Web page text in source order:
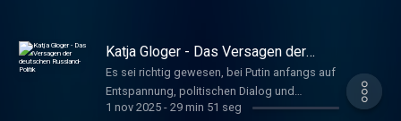
mehr Selbstwirksamkeit erfahren.
Hoffmeister, Anna
www.deutschlandfunkkultur.de, Tacheles
Katja Gloger - Das Versagen der
deutschen Russland-Politik
Es sei richtig gewesen, bei Putin anfangs auf
Entspannung, politischen Dialog und
wirtschaftliche Zusammenarbeit zu setzen,
1 nov 2025- 29 min 51 seg